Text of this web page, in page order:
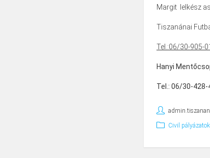
Margit lelkész
Tiszanánai
Tel.:06/30-905-
Hanyi
Tel.: 06/30-428-
Civil pályázatok